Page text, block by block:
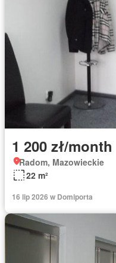
1 200 zł/month
Radom, Mazowieckie
22 m²
16 lip 2026 w Domiporta